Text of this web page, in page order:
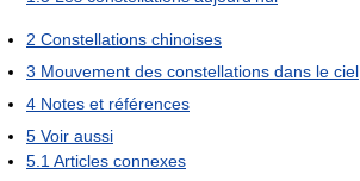
2 Constellations chinoises
3 Mouvement des constellations dans le ciel
4 Notes et références
5 Voir aussi
5.1 Articles connexes